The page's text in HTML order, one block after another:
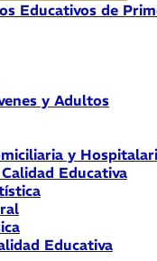
Educativos de
y Adultos
y
Educativa
Educativa